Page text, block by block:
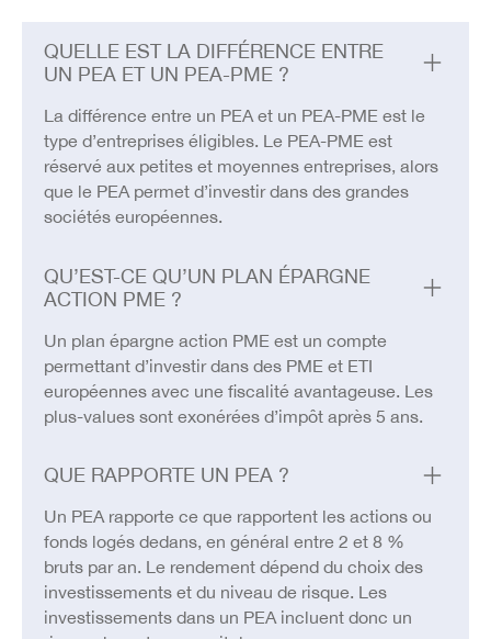
QUELLE EST LA DIFFÉRENCE ENTRE
UN PEA ET UN PEA-PME ?
La différence entre un PEA et un PEA-PME est le
type d’entreprises éligibles. Le PEA-PME est
réservé aux petites et moyennes entreprises, alors
que le PEA permet d’investir dans des grandes
sociétés européennes.
QU’EST-CE QU’UN PLAN ÉPARGNE
ACTION PME ?
Un plan épargne action PME est un compte
permettant d’investir dans des PME et ETI
européennes avec une fiscalité avantageuse. Les
plus-values sont exonérées d’impôt après 5 ans.
QUE RAPPORTE UN PEA ?
Un PEA rapporte ce que rapportent les actions ou
fonds logés dedans, en général entre 2 et 8 %
bruts par an. Le rendement dépend du choix des
investissements et du niveau de risque. Les
investissements dans un PEA incluent donc un